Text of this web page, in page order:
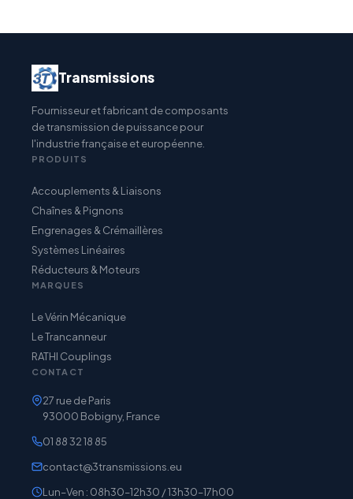
Transmissions
Fournisseur et fabricant de composants
de transmission de puissance pour
l'industrie française et européenne.
PRODUITS
Accouplements & Liaisons
Chaînes & Pignons
Engrenages & Crémaillères
Systèmes Linéaires
Réducteurs & Moteurs
MARQUES
Le Vérin Mécanique
Le Trancanneur
RATHI Couplings
CONTACT
27 rue de Paris
93000 Bobigny, France
01 88 32 18 85
contact@3transmissions.eu
Lun–Ven : 08h30–12h30 / 13h30–17h00